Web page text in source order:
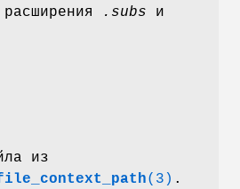
.subs и
из
(3) .